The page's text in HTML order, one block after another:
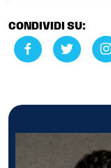
CONDIVIDI SU: